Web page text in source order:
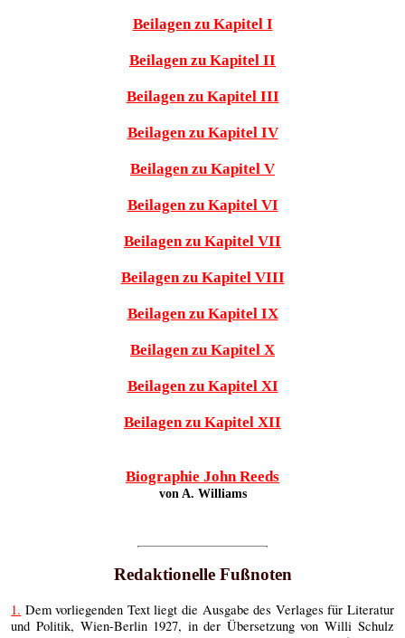
Beilagen zu Kapitel I
Beilagen zu Kapitel II
Beilagen zu Kapitel III
Beilagen zu Kapitel IV
Beilagen zu Kapitel V
Beilagen zu Kapitel VI
Beilagen zu Kapitel VII
Beilagen zu Kapitel VIII
Beilagen zu Kapitel IX
Beilagen zu Kapitel X
Beilagen zu Kapitel XI
Beilagen zu Kapitel XII
Biographie John Reeds
von A. Williams
Redaktionelle Fußnoten
1. Dem vorliegenden Text liegt die Ausgabe des Verlages für Literatur
und Politik, Wien-Berlin 1927, in der Übersetzung von Willi Schulz